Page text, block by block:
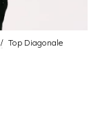
/ Top Diagonale